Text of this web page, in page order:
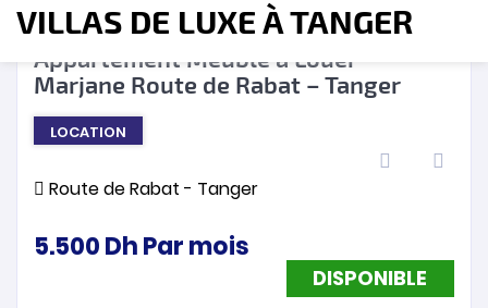
Accueil Vente
Terrains Location de Vacances
Appartement Meublé à Louer –
Marjane Route de Rabat – Tanger
LOCATION
Route de Rabat - Tanger
5.500DhPar mois
DISPONIBLE